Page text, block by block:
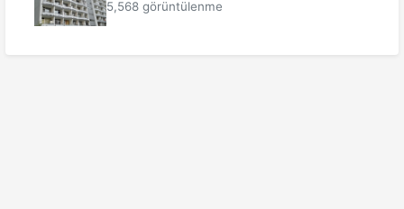
5,568 görüntülenme